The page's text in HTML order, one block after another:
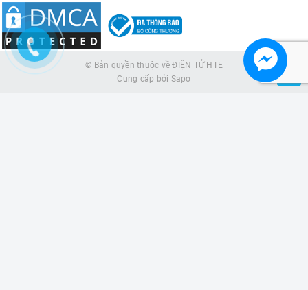
© Bản quyền thuộc vềĐIỆN TỬ HTE
Cung cấp bởi Sapo